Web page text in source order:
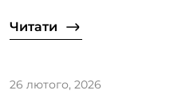
Читати
26 лютого, 2026